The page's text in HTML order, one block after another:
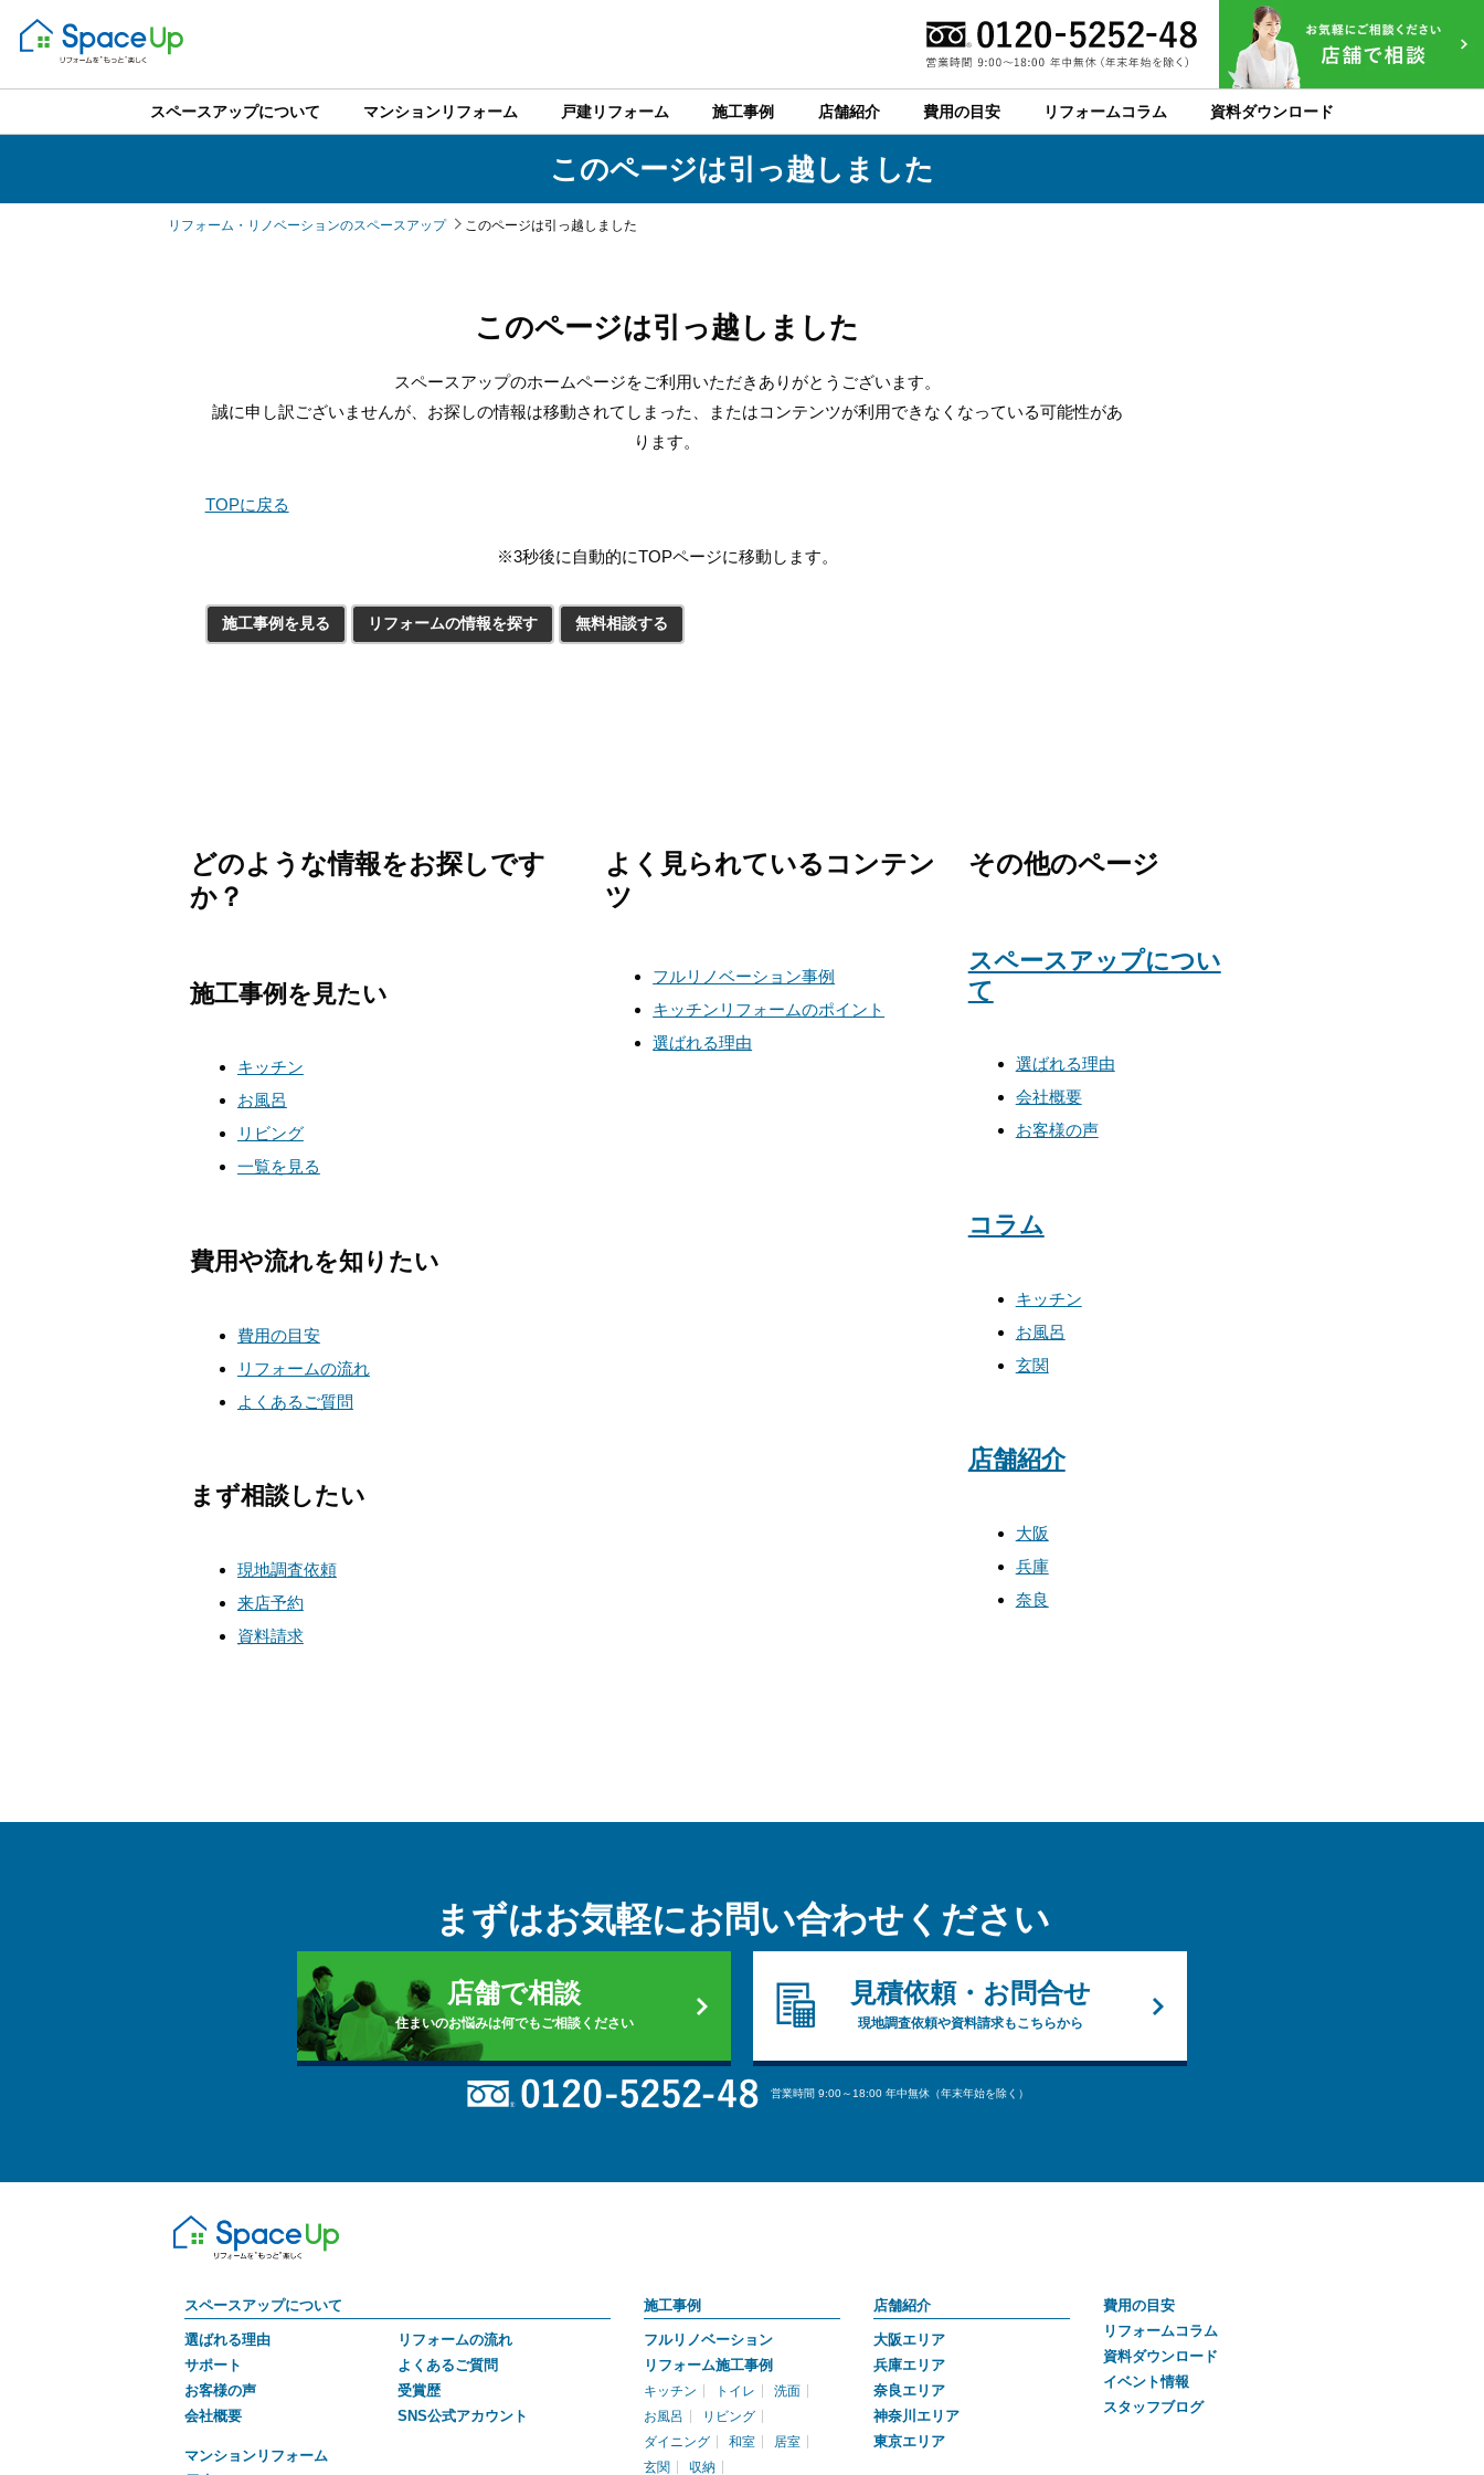
スペースアップについて マンションリフォーム 戸建リフォーム 施工事例 店舗紹介 費用の目安 リフォームコラム 資料ダウンロード
このページは引っ越しました
リフォーム・リノベーションのスペースアップ このページは引っ越しました
このページは引っ越しました
スペースアップのホームページをご利用いただきありがとうございます。
誠に申し訳ございませんが、お探しの情報は移動されてしまった、またはコンテンツが利用できなくなっている可能性があ
ります。
TOPに戻る
※3秒後に自動的にTOPページに移動します。
施工事例を見る リフォームの情報を探す 無料相談する
どのような情報をお探しです
か？
施工事例を見たい
キッチン
お風呂
リビング
一覧を見る
費用や流れを知りたい
費用の目安
リフォームの流れ
よくあるご質問
まず相談したい
現地調査依頼
来店予約
資料請求
よく見られているコンテン
ツ
フルリノベーション事例
キッチンリフォームのポイント
選ばれる理由
その他のページ
スペースアップについ
て
選ばれる理由
会社概要
お客様の声
コラム
キッチン
お風呂
玄関
店舗紹介
大阪
兵庫
奈良
まずはお気軽にお問い合わせください
店舗で相談
住まいのお悩みは何でもご相談ください
見積依頼・お問合せ
現地調査依頼や資料請求もこちらから
営業時間 9:00～18:00 年中無休（年末年始を除く）
スペースアップについて
選ばれる理由
リフォームの流れ
サポート
よくあるご質問
お客様の声
受賞歴
会社概要
SNS公式アカウント
マンションリフォーム
施工事例
フルリノベーション
リフォーム施工事例
キッチン トイレ
洗面
お風呂
リビング
ダイニング
和室
居室
玄関
収納
店舗紹介
大阪エリア
兵庫エリア
奈良エリア
神奈川エリア
東京エリア
費用の目安
リフォームコラム
資料ダウンロード
イベント情報
スタッフブログ